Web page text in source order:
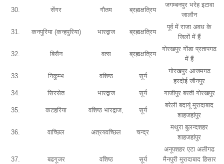
30. सेंगर गौतम ब्रह्मक्षत्रिय
जगम्बनपुर भरेह इटावा
जालौन
31. कनपुरिया (कन्हपुरिया) भारद्वाज ब्रह्मक्षत्रिय
पूर्व में राजा अवध के
जिलों में हैं
32. बिसैन वत्स ब्रह्मक्षत्रिय
गोरखपुर गोंडा प्रतापगढ
में हैं
33. निकुम्भ वशिष्ठ सूर्य
गोरखपुर आजमगढ
हरदोई जौनपुर
34.
सिरसेत भारद्वाज सूर्य गाजीपुर बस्ती गोरखपुर
35. कटहरिया वशिष्ठ भारद्वाज, सूर्य
बरेली बदायूं मुरादाबाद
शाहजहांपुर
36. वाच्छिल अत्रयवच्छिल चन्द्र
मथुरा बुलन्दशहर
शाहजहांपुर
37. बढगूजर वशिष्ठ सूर्य
अनूपशहर एटा अलीगढ
मैनपुरी मुरादाबाद हिसार